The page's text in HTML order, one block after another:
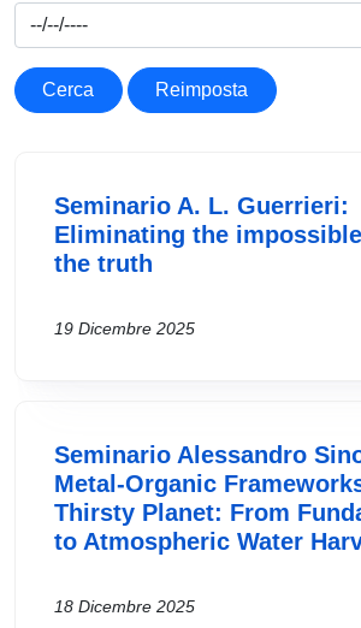
Cerca Reimposta
Seminario A. L. Guerrieri:
Eliminating the
the truth
19 Dicembre 2025
Seminario Alessandro
Metal-Organic
Thirsty Planet: From
to Atmospheric Water
18 Dicembre 2025